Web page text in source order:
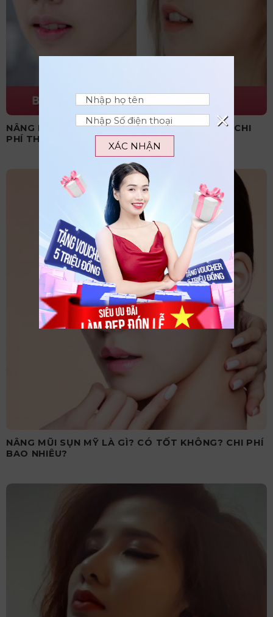
NÂNG MŨI CẤU TRÚC CÓ VĨNH VIỄN KHÔNG? CHI
PHÍ THỰC HIỆN BAO NHIÊU?
NÂNG MŨI SỤN MỸ LÀ GÌ? CÓ TỐT KHÔNG? CHI PHÍ
BAO NHIÊU?
XÁC NHẬN
×